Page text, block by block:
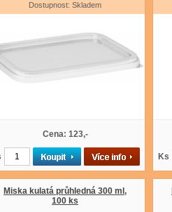
Dostupnost: Skladem
Cena: 123,-
Ks
Miska kulatá průhledná 300 ml,
100 ks